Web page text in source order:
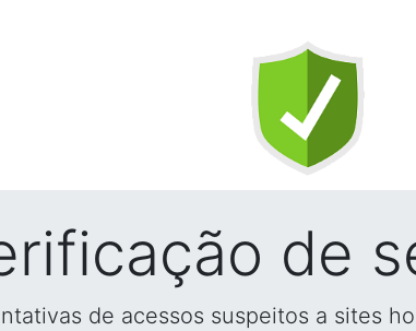
de
de acessos suspeitos a sites